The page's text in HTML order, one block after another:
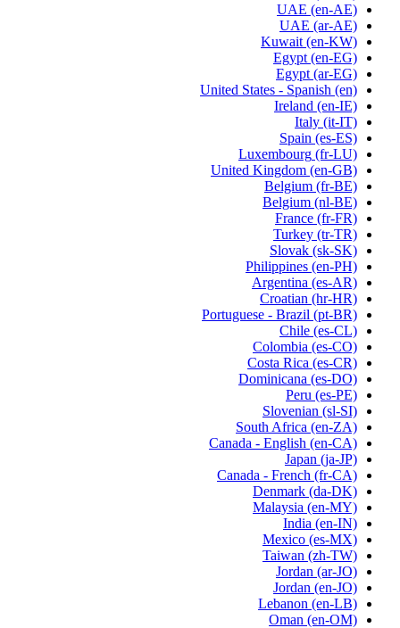
UAE (en-AE)
UAE (ar-AE)
Kuwait (en-KW)
Egypt (en-EG)
Egypt (ar-EG)
United States - Spanish (en)
Ireland (en-IE)
Italy (it-IT)
Spain (es-ES)
Luxembourg (fr-LU)
United Kingdom (en-GB)
Belgium (fr-BE)
Belgium (nl-BE)
France (fr-FR)
Turkey (tr-TR)
Slovak (sk-SK)
Philippines (en-PH)
Argentina (es-AR)
Croatian (hr-HR)
Portuguese - Brazil (pt-BR)
Chile (es-CL)
Colombia (es-CO)
Costa Rica (es-CR)
Dominicana (es-DO)
Peru (es-PE)
Slovenian (sl-SI)
South Africa (en-ZA)
Canada - English (en-CA)
Japan (ja-JP)
Canada - French (fr-CA)
Denmark (da-DK)
Malaysia (en-MY)
India (en-IN)
Mexico (es-MX)
Taiwan (zh-TW)
Jordan (ar-JO)
Jordan (en-JO)
Lebanon (en-LB)
Oman (en-OM)